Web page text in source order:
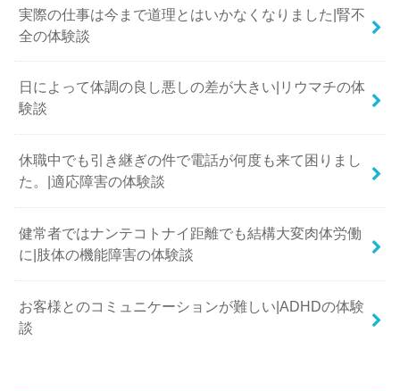
実際の仕事は今まで道理とはいかなくなりました|腎不
全の体験談
日によって体調の良し悪しの差が大きい|リウマチの体
験談
休職中でも引き継ぎの件で電話が何度も来て困りまし
た。|適応障害の体験談
健常者ではナンテコトナイ距離でも結構大変肉体労働
に|肢体の機能障害の体験談
お客様とのコミュニケーションが難しい|ADHDの体験
談